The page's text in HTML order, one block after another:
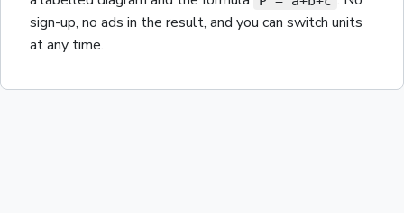
sign-up, no ads in the result, and you can switch units
at any time.